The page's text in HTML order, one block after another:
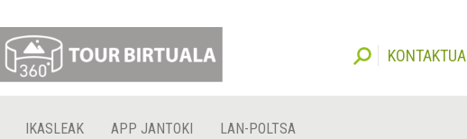
KONTAKTUA
IKASLEAK APP JANTOKI LAN-POLTSA